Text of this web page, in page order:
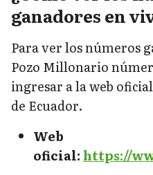
ganadores en
Para ver los números
Pozo Millonario
ingresar a la web
de Ecuador.
Web
oficial: https://